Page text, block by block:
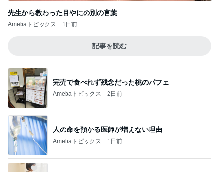
先生から教わった目やにの別の言葉
Amebaトピックス 1日前
記事を読む
完売で食べれず残念だった桃のパフェ
Amebaトピックス 2日前
人の命を預かる医師が増えない理由
Amebaトピックス 1日前